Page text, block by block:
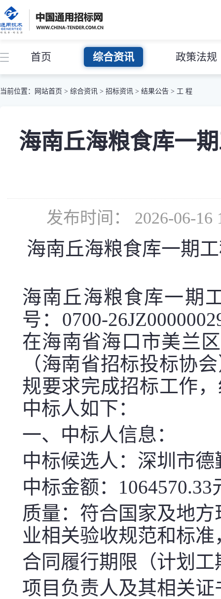
首页 综合资讯 政策法规
当前位置： 网站首页 > 综合资讯 > 招标资讯 > 结果公告 > 工 程
海南丘海粮食库一
发布时间： 2026-06-
海南丘海粮食库一期
海南丘海粮食库一期
号： 0700-
在海南省海口市美兰
（海南省招标投标协
规要求完成招标工作
中标人如下：
一、中标人信息：
中标候选人：深圳市
中标金额：1064570.33
质量：符合国家及地
业相关验收规范和标
合同履行期限（计划
项目负责人及其相关